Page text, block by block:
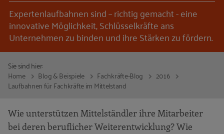
Expertenlaufbahnen sind – richtig gemacht - eine
innovative Möglichkeit, Schlüsselkräfte ans
Unternehmen zu binden und ihre Stärken zu fördern.
Sie sind hier:
Home
Blog & Beispiele Fachkräfte-Blog
2016
Laufbahnen für Fachkräfte im Mittelstand
Wie unterstützen Mittelständler ihre Mitarbeiter
bei deren beruflicher Weiterentwicklung? Wie